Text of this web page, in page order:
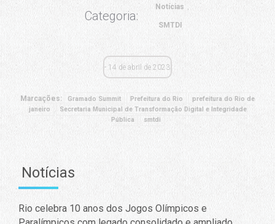
Categoria:
Notícias
SMTDI
14 de abril de 2023
Marcações: Gramado Summit Prefeitura do Rio
prefeitura do Rio de
janeiro
Secretaria Municipal de Transformação Digital e Integridade
Pública
smtdi
Notícias
Rio celebra 10 anos dos Jogos Olímpicos e